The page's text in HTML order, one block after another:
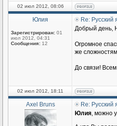
02 июл 2012, 08:06
Юлия
Зарегистрирован: 01
июл 2012, 04:31
Сообщения: 12
Re:
Добрый день,
Огромное
же
До связи!
02 июл 2012, 18:11
Axel Bruns
Re:
Юлия, можно